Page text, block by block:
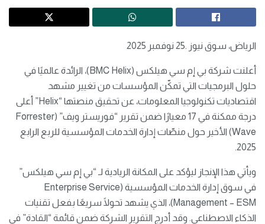
الرياض، سوق نيوز .25 نوفمبر 2025
أعلنت شركة بي إم سي هيلكس (BMC Helix)، الرائدة عالميًا في
حلول البرمجيات التي تمكّن المؤسسات من تغيير مشهد
اقتصاديات تكنولوجيا المعلومات، عن تحقيق منصتها “Helix” أعلى
درجة ممكنة في 17 معيارًا ضمن تقرير “فوريستر ويف” (Forrester
Wave) الأخير حول منصّات إدارة الخدمات المؤسسية للربع الرابع
2025.
ويأتي هذا الإنجاز ليؤكد على المكانة الريادية لـ “بي إم سي هيلكس”
في سوق إدارة الخدمات المؤسسية (Enterprise Service
Management – ESM)، الذي يشهد تحولًا سريعًا بفعل تقنيات
الذكاء الاصطناعي. وقد أدرج التقرير الشركة ضمن قائمة “القادة” في